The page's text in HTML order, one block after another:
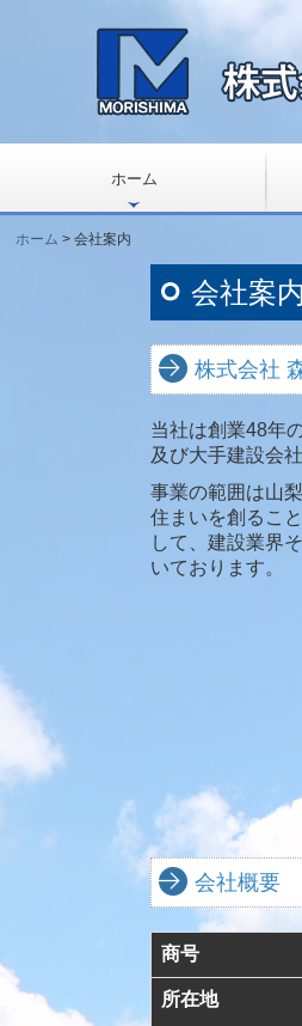
ホーム
ホーム 会社案内
会社案内
株式会社
当社は創業48年
及び大手建設会
事業の範囲は山
住まいを創るこ
して、建設業界
いております。
会社概要
商号
所在地